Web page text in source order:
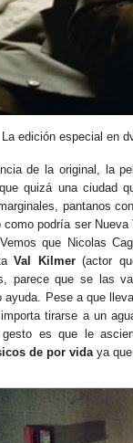
La edición especial en
de la original, la
quizá una ciudad
pantanos
como podría ser
que Nicolas
Val Kilmer(actor
parece que se las
ayuda. Pese a que
tirarse a un
gesto es que le
de por vida ya